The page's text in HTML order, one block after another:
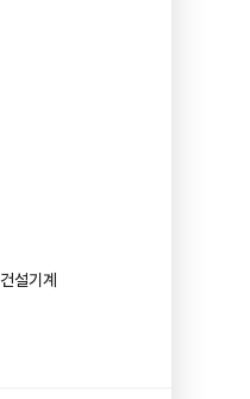
건설기계